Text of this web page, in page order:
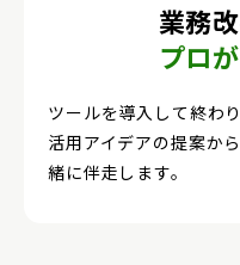
業務
プロ
ツールを導入して終わ
活用アイデアの提案か
緒に伴走します。